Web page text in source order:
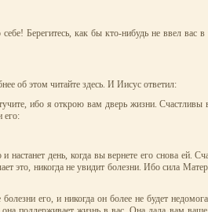
Берегитесь, как бы кто-нибудь не ввел вас
об этом читайте здесь. И Иисус ответил:
ибо я открою вам дверь жизни. Счастливы
его:
день, когда вы вернете его снова ей.
это, никогда не увидит болезни. Ибо сила
его, и никогда он более не будет